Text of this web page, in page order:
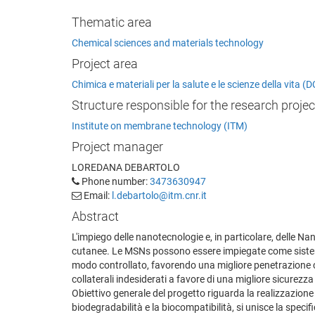
Thematic area
Chemical sciences and materials technology
Project area
Chimica e materiali per la salute e le scienze della vita
Structure responsible for the research
Institute on membrane technology (ITM)
Project manager
LOREDANA DEBARTOLO
Phone number:3473630947
Email: l.debartolo@itm.cnr.it
Abstract
L'impiego delle nanotecnologie e, in particolare, delle
cutanee. Le MSNs possono essere impiegate come
modo controllato, favorendo una migliore
collaterali indesiderati a favore di una migliore
Obiettivo generale del progetto riguarda la
biodegradabilità e la biocompatibilità, si unisce la